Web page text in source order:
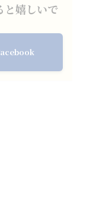
と嬉しいで